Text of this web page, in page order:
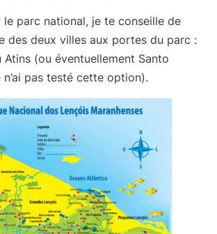
le parc national, je te conseille de
des deux villes aux portes du parc :
Atins (ou éventuellement Santo
n’ai pas testé cette option).